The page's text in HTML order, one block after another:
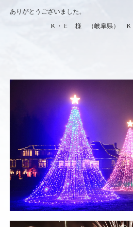
ありがとうございました。
Ｋ・Ｅ 様 （岐阜県） Ｋ